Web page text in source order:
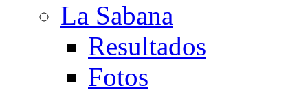
La Sabana
Resultados
Fotos